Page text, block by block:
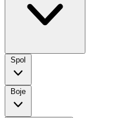
Spol
Boje